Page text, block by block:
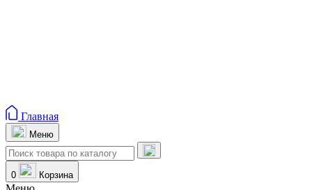
Главная
Меню
0 Корзина